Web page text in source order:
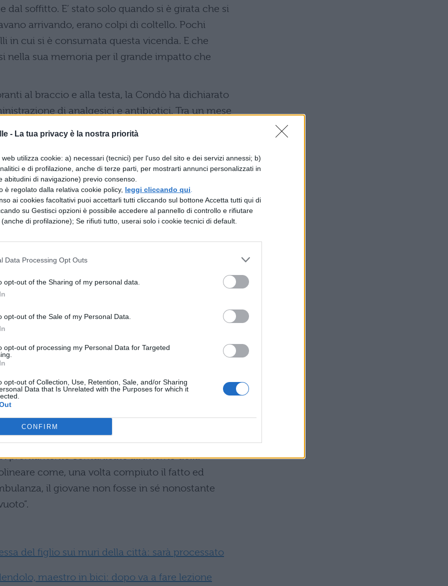
- La tua privacy è la nostra priorità
utilizza cookie: a) necessari (tecnici) per l'uso del sito e dei servizi annessi; b)
e di profilazione, anche di terze parti, per mostrarti annunci personalizzati in
abitudini di navigazione) previo consenso.
è regolato dalla relativa cookie policy, leggi cliccando qui
ai cookies facoltativi puoi accettarli tutti cliccando sul bottone Accetta tutti qui di
su Gestisci opzioni è possibile accedere al pannello di controllo e rifiutare
di profilazione); Se rifiuti tutto, userai solo i cookie tecnici di default.
Data Processing Opt Outs
opt-out of the Sharing of my personal data.
opt-out of the Sale of my Personal Data.
opt-out of processing my Personal Data for Targeted
opt-out of Collection, Use, Retention, Sale, and/or Sharing
Data that Is Unrelated with the Purposes for which it
CONFIRM
soffitto. E’ stato solo quando si è girata che si
arrivando, erano colpi di coltello. Pochi
in cui si è consumata questa vicenda. E che
nella sua memoria per il grande impatto che
al braccio e alla testa, la Condò ha dichiarato
di analgesici e antibiotici. Tra un mese
lungo percorso di riabilitazione. Nonostante le
ha espresso la speranza ed il desiderio di
le mancate scuse della
del ragazzo, la Condò continua a cercare una
ma non riesce ancora a trovare una
che il giorno dell’aggressione avrebbe
ma l’interrogazione era stata
assenza del ragazzo. Quindi non era
non aveva particolari debiti scolastici e non
difficoltà, peraltro non insormontabili, erano
comportamento.
suo rammarico per
ha dichiarato di aver
il quale spera che riceva la cura adeguata. Non
nel frattempo è stato trasferito – ma piuttosto
alla reazione della famiglia, si è espresso
le scuse dei genitori dello studente siano
prontamente comunicate all’interno della
come, una volta compiuto il fatto ed
il giovane non fosse in sé nonostante
del figlio sui muri della città: sarà processato
maestro in bici: dopo va a fare lezione